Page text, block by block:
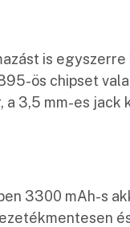
is
ös chipset
a 3,5 mm-es jack
3300 mAh-s